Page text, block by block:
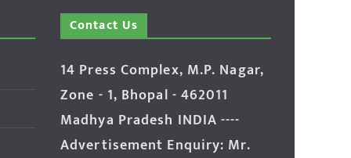
Contact Us
14 Press Complex, M.P. Nagar,
Zone - 1, Bhopal - 462011
Madhya Pradesh INDIA ----
Advertisement Enquiry: Mr.